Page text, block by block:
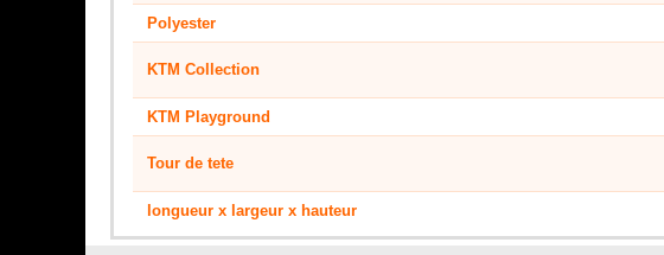
Polyester
KTM Collection
KTM Playground
Tour de tete
longueur x largeur x hauteur